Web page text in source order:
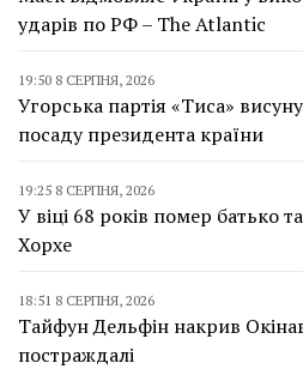
ударів по РФ – The Atlantic
19:50 8 СЕРПНЯ, 2026
Угорська партія «Тиса»
посаду президента країни
19:25 8 СЕРПНЯ, 2026
У віці 68 років помер батько
Хорхе
18:51 8 СЕРПНЯ, 2026
Тайфун Дельфін накрив
постраждалі